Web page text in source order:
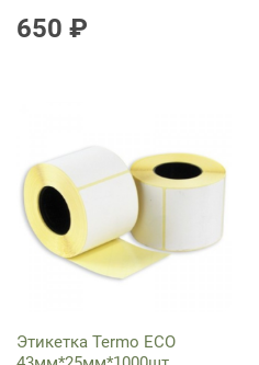
650 ₽
Этикетка Termo ECO